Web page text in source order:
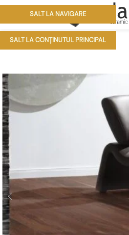
SALT LA NAVIGARE
SALT LA CONȚINUTUL PRINCIPAL